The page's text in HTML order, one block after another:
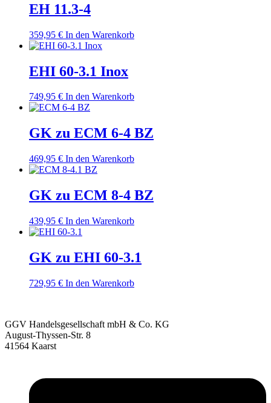
EH 11.3-4
359,95 € In den Warenkorb
EHI 60-3.1 Inox
749,95 € In den Warenkorb
GK zu ECM 6-4 BZ
469,95 € In den Warenkorb
GK zu ECM 8-4 BZ
439,95 € In den Warenkorb
GK zu EHI 60-3.1
729,95 € In den Warenkorb
GGV Handelsgesellschaft mbH & Co. KG
August-Thyssen-Str. 8
41564 Kaarst